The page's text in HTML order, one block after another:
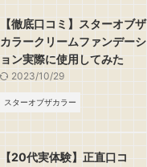
オンリーミネラル
【徹底口コミ】スターオブザ
カラークリームファンデーシ
ョン実際に使用してみた
2023/10/29
スターオブザカラー
【20代実体験】正直口コ